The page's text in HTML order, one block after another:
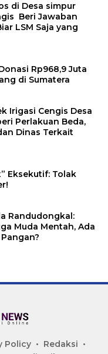
di Desa simpur
Beri Jawaban
LSM Saja yang
Rp968,9 Juta
di Sumatera
Irigasi Cengis Desa
Perlakuan Beda,
Dinas Terkait
Eksekutif: Tolak
Randudongkal:
Muda Mentah, Ada
Policy
Redaksi